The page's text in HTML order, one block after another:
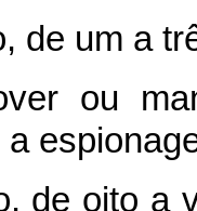
de um a
ou
de oito a